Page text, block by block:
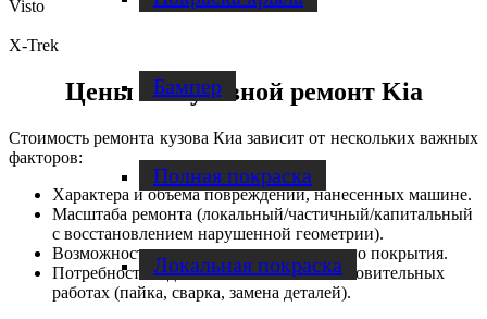
Бампер
Полная покраска
Локальная покраска
Visto
X-Trek
Цены на кузовной ремонт Kia
Стоимость ремонта кузова Киа зависит от нескольких важных
факторов:
Характера и объема повреждений, нанесенных машине.
Масштаба ремонта (локальный/частичный/капитальный
с восстановлением нарушенной геометрии).
Возможности сохранения лакокрасочного покрытия.
Потребности в дополнительных восстановительных
работах (пайка, сварка, замена деталей).